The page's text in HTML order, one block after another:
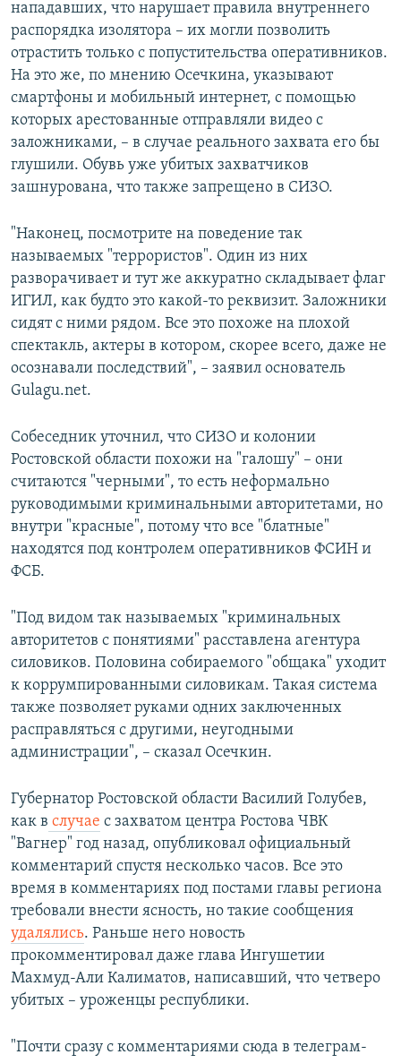
нападавших, что нарушает правила внутреннего
распорядка изолятора – их могли позволить
отрастить только с попустительства оперативников.
На это же, по мнению Осечкина, указывают
смартфоны и мобильный интернет, с помощью
которых арестованные отправляли видео с
заложниками, – в случае реального захвата его бы
глушили. Обувь уже убитых захватчиков
зашнурована, что также запрещено в СИЗО.
"Наконец, посмотрите на поведение так
называемых "террористов". Один из них
разворачивает и тут же аккуратно складывает флаг
ИГИЛ, как будто это какой-то реквизит. Заложники
сидят с ними рядом. Все это похоже на плохой
спектакль, актеры в котором, скорее всего, даже не
осознавали последствий", – заявил основатель
Gulagu.net.
Собеседник уточнил, что СИЗО и колонии
Ростовской области похожи на "галошу" – они
считаются "черными", то есть неформально
руководимыми криминальными авторитетами, но
внутри "красные", потому что все "блатные"
находятся под контролем оперативников ФСИН и
ФСБ.
"Под видом так называемых "криминальных
авторитетов с понятиями" расставлена агентура
силовиков. Половина собираемого "общака" уходит
к коррумпированными силовикам. Такая система
также позволяет руками одних заключенных
расправляться с другими, неугодными
администрации", – сказал Осечкин.
Губернатор Ростовской области Василий Голубев,
как в случае с захватом центра Ростова ЧВК
"Вагнер" год назад, опубликовал официальный
комментарий спустя несколько часов. Все это
время в комментариях под постами главы региона
требовали внести ясность, но такие сообщения
удалялись. Раньше него новость
прокомментировал даже глава Ингушетии
Махмуд-Али Калиматов, написавший, что четверо
убитых – уроженцы республики.
"Почти сразу с комментариями сюда в телеграм-